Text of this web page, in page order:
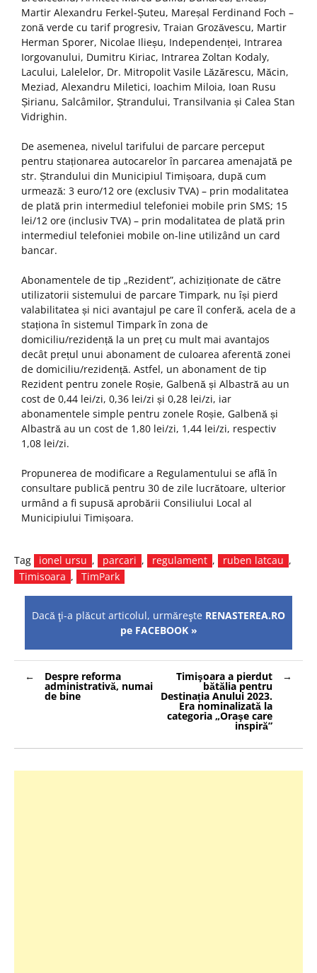
Martir Alexandru Ferkel-Șuteu, Mareșal Ferdinand Foch –
zonă verde cu tarif progresiv, Traian Grozăvescu, Martir
Herman Sporer, Nicolae Ilieșu, Independenței, Intrarea
Iorgovanului, Dumitru Kiriac, Intrarea Zoltan Kodaly,
Lacului, Lalelelor, Dr. Mitropolit Vasile Lăzărescu, Măcin,
Meziad, Alexandru Miletici, Ioachim Miloia, Ioan Rusu
Șirianu, Salcâmilor, Ștrandului, Transilvania și Calea Stan
Vidrighin.
De asemenea, nivelul tarifului de parcare perceput
pentru staționarea autocarelor în parcarea amenajată pe
str. Ștrandului din Municipiul Timișoara, după cum
urmează: 3 euro/12 ore (exclusiv TVA) – prin modalitatea
de plată prin intermediul telefoniei mobile prin SMS; 15
lei/12 ore (inclusiv TVA) – prin modalitatea de plată prin
intermediul telefoniei mobile on-line utilizând un card
bancar.
Abonamentele de tip „Rezident”, achiziționate de către
utilizatorii sistemului de parcare Timpark, nu își pierd
valabilitatea și nici avantajul pe care îl conferă, acela de a
staționa în sistemul Timpark în zona de
domiciliu/rezidență la un preț cu mult mai avantajos
decât prețul unui abonament de culoarea aferentă zonei
de domiciliu/rezidență. Astfel, un abonament de tip
Rezident pentru zonele Roșie, Galbenă și Albastră au un
cost de 0,44 lei/zi, 0,36 lei/zi și 0,28 lei/zi, iar
abonamentele simple pentru zonele Roșie, Galbenă și
Albastră au un cost de 1,80 lei/zi, 1,44 lei/zi, respectiv
1,08 lei/zi.
Propunerea de modificare a Regulamentului se află în
consultare publică pentru 30 de zile lucrătoare, ulterior
urmând a fi supusă aprobării Consiliului Local al
Municipiului Timișoara.
Tag ionel ursu , parcari , regulament , ruben latcau ,
Timisoara , TimPark
Dacă ţi-a plăcut articolul, urmăreşte RENASTEREA.RO
pe FACEBOOK »
Navigare
în
articole
Despre reforma
administrativă, numai
de bine
Timişoara a pierdut
bătălia pentru
Destinația Anului 2023.
Era nominalizată la
categoria „Oraşe care
inspiră”